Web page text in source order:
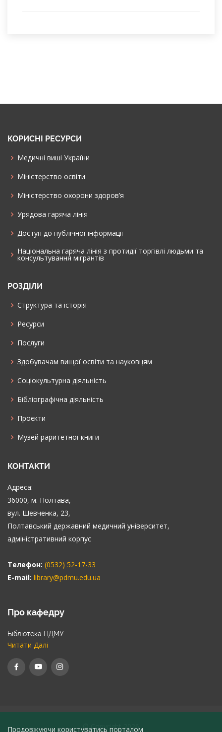
КОРИСНІ РЕСУРСИ
Медичні виші України
Міністерство освіти
Міністерство охорони здоров’я
Урядова гаряча лінія
Доступ до публічної інформації
Національна гаряча лінія з протидії торгівлі людьми та
консультування мiгрантiв
РОЗДІЛИ
Структура та історія
Ресурси
Послуги
Здобувачам вищої освіти та науковцям
Соціокультурна діяльність
Бібліографічна діяльність
Проєкти
Музей раритетної книги
КОНТАКТИ
Адреса:
36000, м. Полтава,
вул. Шевченка, 23,
Полтавський державний медичний університет,
адміністративний корпус
Телефон: (0532) 52-17-33
E-mail: library@pdmu.edu.ua
Про кафедру
Бібліотека ПДМУ
Читати Далі
© Copyright 2026
Продовжуючи користуватись порталом